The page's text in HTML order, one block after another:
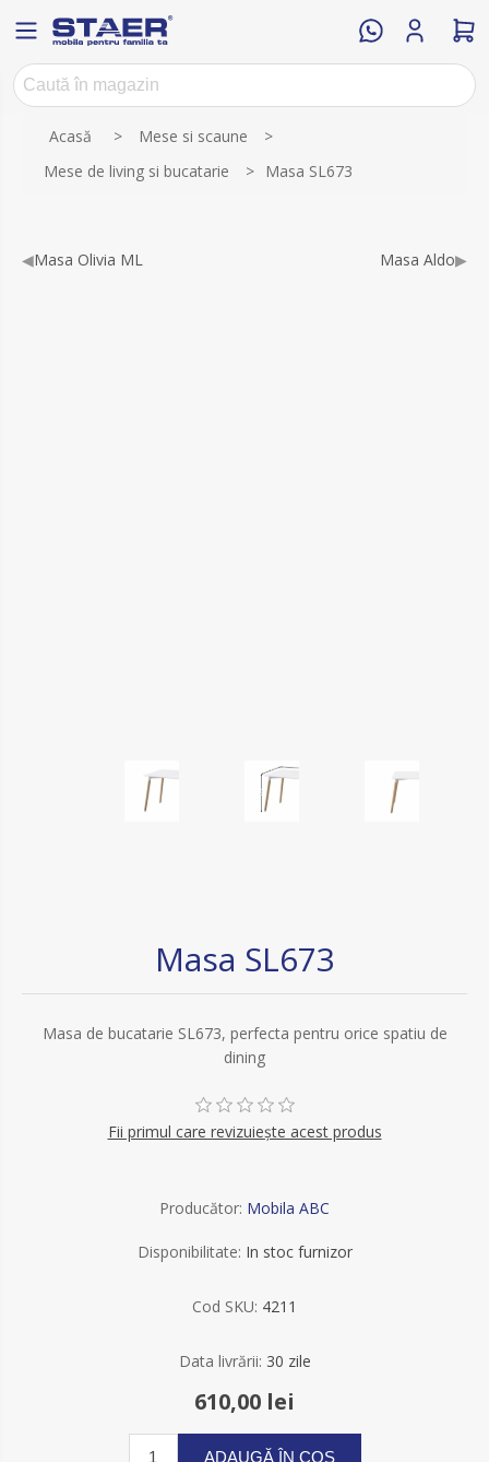
Acasă > Mese si scaune
>
Mese de living si bucatarie
> Masa SL673
◀Masa Olivia ML Masa Aldo▶
Masa SL673
Masa de bucatarie SL673, perfecta pentru orice spatiu de
dining
Fii primul care revizuiește acest produs
Producător: Mobila ABC
Disponibilitate: In stoc furnizor
Cod SKU: 4211
Data livrării: 30 zile
610,00 lei
ADAUGĂ ÎN COȘ
Numele atributului Valoarea atributului